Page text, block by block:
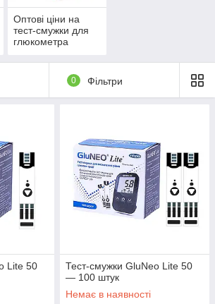
Оптові ціни на
тест-смужки для
глюкометра
0 Фільтри
Lite 50
Тест-смужки GluNeo Lite 50
— 100 штук
Немає в наявності